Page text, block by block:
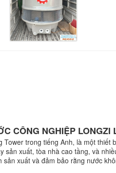
NGHIỆP LONGZI
trong tiếng Anh, là một thiết
sản xuất, tòa nhà cao tầng, và
xuất và đảm bảo rằng nước